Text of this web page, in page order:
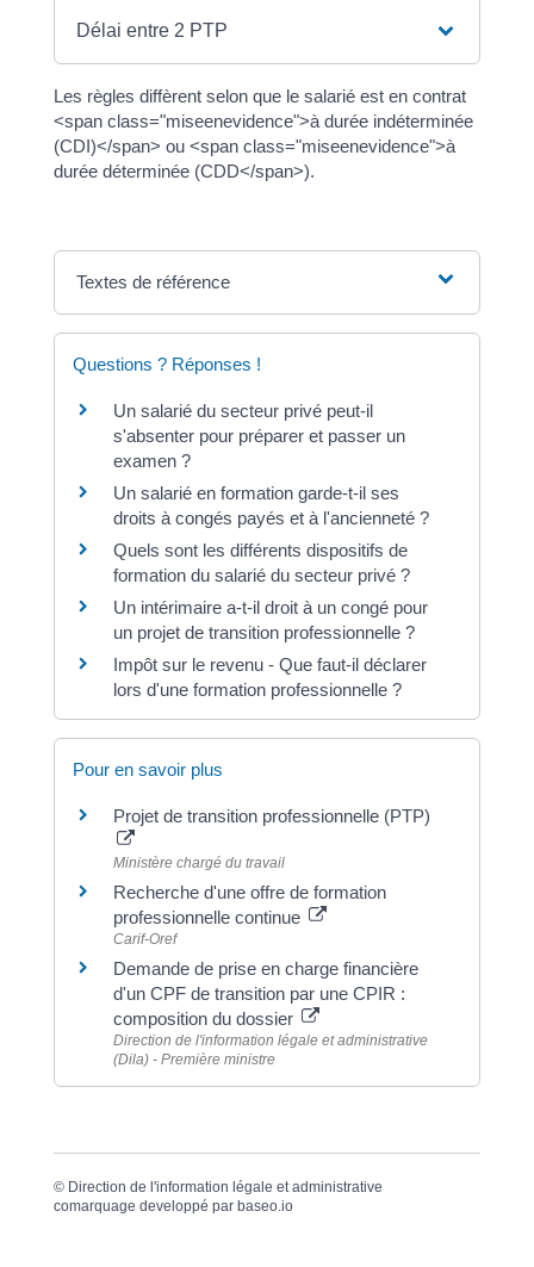
Délai entre 2 PTP
Les règles diffèrent selon que le salarié est en contrat
<span class="miseenevidence">à durée indéterminée
(CDI)</span> ou <span class="miseenevidence">à
durée déterminée (CDD</span>).
Textes de référence
Questions ? Réponses !
Un salarié du secteur privé peut-il
s'absenter pour préparer et passer un
examen ?
Un salarié en formation garde-t-il ses
droits à congés payés et à l'ancienneté ?
Quels sont les différents dispositifs de
formation du salarié du secteur privé ?
Un intérimaire a-t-il droit à un congé pour
un projet de transition professionnelle ?
Impôt sur le revenu - Que faut-il déclarer
lors d'une formation professionnelle ?
Pour en savoir plus
Projet de transition professionnelle (PTP)
Ministère chargé du travail
Recherche d'une offre de formation
professionnelle continue
Carif-Oref
Demande de prise en charge financière
d'un CPF de transition par une CPIR :
composition du dossier
Direction de l'information légale et administrative
(Dila) - Première ministre
© Direction de l'information légale et administrative
comarquage developpé par baseo.io